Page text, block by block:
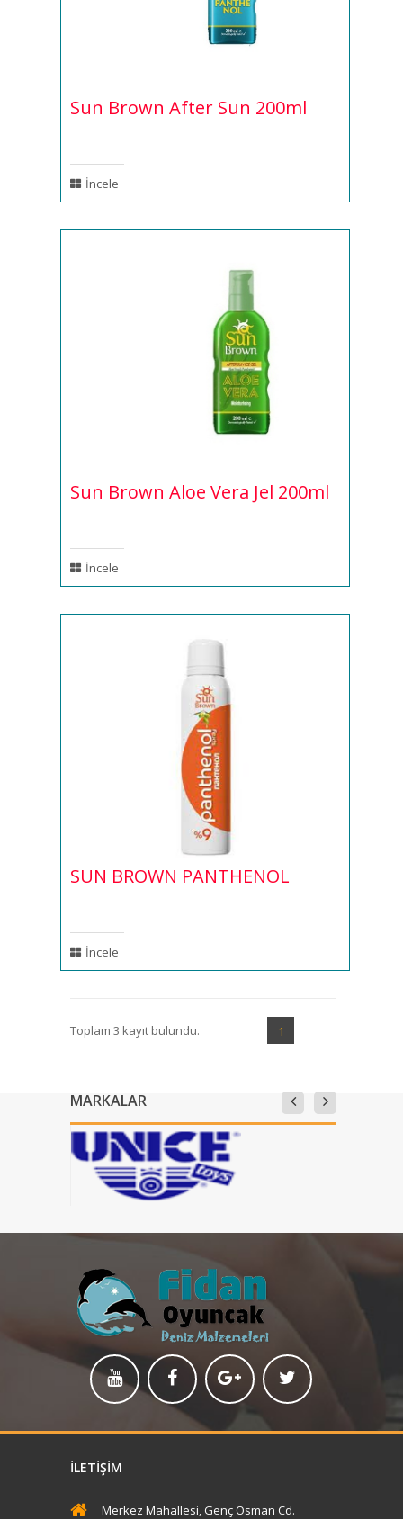
Sun Brown After Sun 200ml
İncele
Sun Brown Aloe Vera Jel 200ml
İncele
SUN BROWN PANTHENOL
İncele
Sun Brown After Sun 200ml
BARKOD:(8697869090116)KOD=116 koli
içi adet: 12
Toplam 3 kayıt bulundu. 1
MARKALAR
İLETIŞIM
Merkez Mahallesi, Genç Osman Cd.